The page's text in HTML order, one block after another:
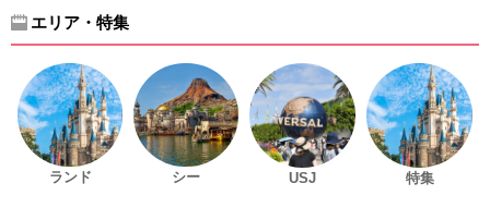
エリア・特集
ランド シー USJ 特集